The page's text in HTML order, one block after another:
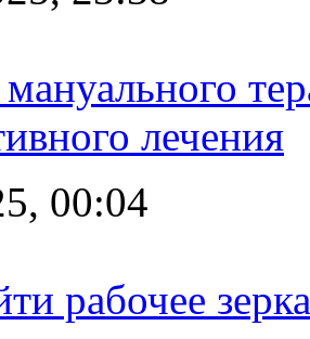
лечения
00:04
рабочее